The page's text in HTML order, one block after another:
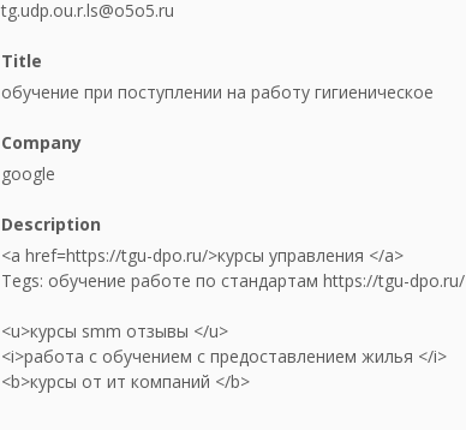
tg.udp.ou.r.ls@o5o5.ru
Title
обучение при поступлении на работу гигиеническое
Company
google
Description
<a href=https://tgu-dpo.ru/>курсы управления </a>
Tegs: обучение работе по стандартам https://tgu-dpo.ru/
<u>курсы smm отзывы </u>
<i>работа с обучением с предоставлением жилья </i>
<b>курсы от ит компаний </b>